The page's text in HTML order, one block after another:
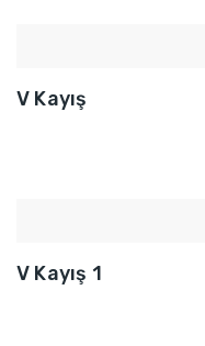
V Kayış
V Kayış 1